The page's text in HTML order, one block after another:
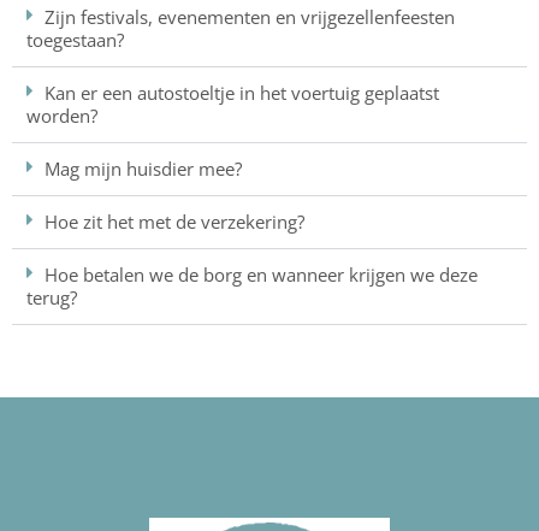
Zijn festivals, evenementen en vrijgezellenfeesten
toegestaan?
Kan er een autostoeltje in het voertuig geplaatst
worden?
Mag mijn huisdier mee?
Hoe zit het met de verzekering?
Hoe betalen we de borg en wanneer krijgen we deze
terug?